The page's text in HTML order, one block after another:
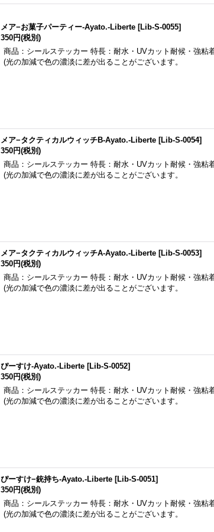
メア−お菓子パーティー-Ayato.-Liberte [Lib-S-0055]
350円(税別)
商品：シールステッカー 特長：耐水・UVカット耐候・強
(光の加減で色の濃淡に差が出ることがございます。
メア−タクティカルウィッチB-Ayato.-Liberte [Lib-S-0054]
350円(税別)
商品：シールステッカー 特長：耐水・UVカット耐候・強
(光の加減で色の濃淡に差が出ることがございます。
メア−タクティカルウィッチA-Ayato.-Liberte [Lib-S-0053]
350円(税別)
商品：シールステッカー 特長：耐水・UVカット耐候・強
(光の加減で色の濃淡に差が出ることがございます。
ぴーすけ-Ayato.-Liberte [Lib-S-0052]
350円(税別)
商品：シールステッカー 特長：耐水・UVカット耐候・強
(光の加減で色の濃淡に差が出ることがございます。
ぴーすけ−銃持ち-Ayato.-Liberte [Lib-S-0051]
350円(税別)
商品：シールステッカー 特長：耐水・UVカット耐候・強
(光の加減で色の濃淡に差が出ることがございます。